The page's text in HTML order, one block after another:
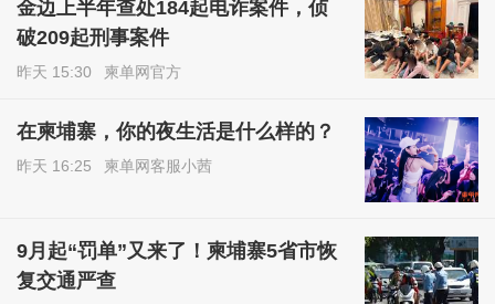
金边上半年查处184起电诈案件，侦
破209起刑事案件
昨天 15:30 柬单网官方
在柬埔寨，你的夜生活是什么样的？
昨天 16:25 柬单网客服小茜
9月起“罚单”又来了！柬埔寨5省市恢
复交通严查